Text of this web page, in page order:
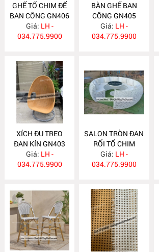
GHẾ TỔ CHIM ĐỂ
BAN CÔNG GN406
Giá: LH -
034.775.9900
BÀN GHẾ BAN
CÔNG GN405
Giá: LH -
034.775.9900
XÍCH ĐU TREO
ĐAN KÍN GN403
Giá: LH -
034.775.9900
SALON TRÒN ĐAN
RỐI TỔ CHIM
GN402
Giá: LH -
034.775.9900